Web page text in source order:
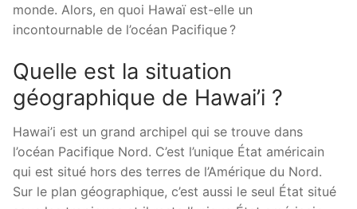
monde. Alors, en quoi Hawaï est-elle un
incontournable de l’océan Pacifique ?
Quelle est la situation
géographique de Hawai’i ?
Hawai’i est un grand archipel qui se trouve dans
l’océan Pacifique Nord. C’est l’unique État américain
qui est situé hors des terres de l’Amérique du Nord.
Sur le plan géographique, c’est aussi le seul État situé